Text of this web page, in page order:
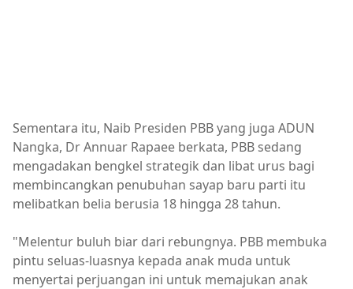
Sementara itu, Naib Presiden PBB yang juga ADUN
Nangka, Dr Annuar Rapaee berkata, PBB sedang
mengadakan bengkel strategik dan libat urus bagi
membincangkan penubuhan sayap baru parti itu
melibatkan belia berusia 18 hingga 28 tahun.
"Melentur buluh biar dari rebungnya. PBB membuka
pintu seluas-luasnya kepada anak muda untuk
menyertai perjuangan ini untuk memajukan anak